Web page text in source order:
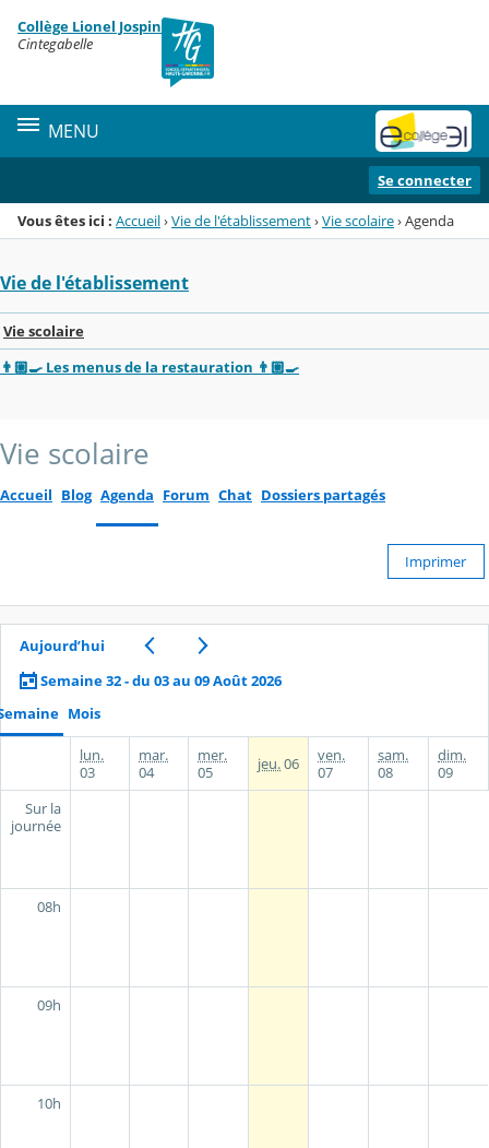
Menu de la rubrique
Contenu
Collège Lionel Jospin
Cintegabelle
MENU
Se connecter
Vous êtes ici : Accueil›Vie de l'établissement›Vie scolaire›Agenda
Vie de l'établissement
Vie scolaire
👨🏼‍🍳 Les menus de la restauration 👨🏼‍🍳
Vie scolaire
Accueil Blog Agenda Forum Chat Dossiers partagés
Imprimer
Aujourd’hui
Semaine 32 - du 03 au 09 Août 2026
Mois
lun.
03
mar.
04
mer.
05
jeu.06
ven.
07
sam.
08
dim.
09
Sur la
journée
08h
09h
10h